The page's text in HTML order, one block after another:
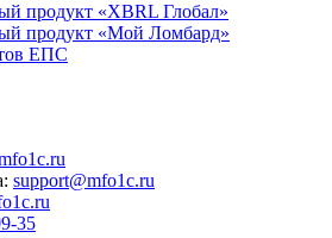
продукт «XBRL Глобал»
продукт «Мой Ломбард»
ЕПС
support@mfo1c.ru
35